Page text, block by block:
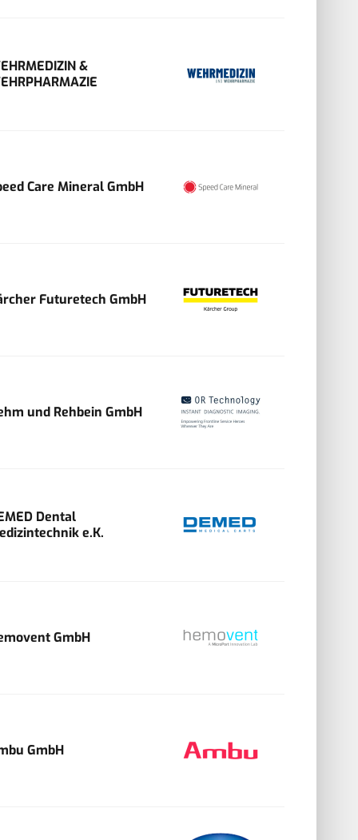
&
Care Mineral GmbH
Futuretech GmbH
und Rehbein GmbH
Dental
e.K.
GmbH
GmbH